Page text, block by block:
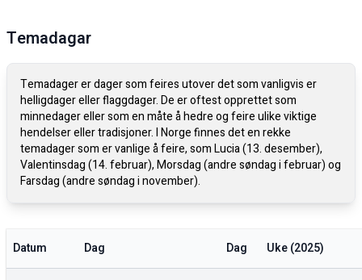
Temadagar
Temadager er dager som feires utover det som vanligvis er
helligdager eller flaggdager. De er oftest opprettet som
minnedager eller som en måte å hedre og feire ulike viktige
hendelser eller tradisjoner. I Norge finnes det en rekke
temadager som er vanlige å feire, som Lucia (13. desember),
Valentinsdag (14. februar), Morsdag (andre søndag i februar) og
Farsdag (andre søndag i november).
Datum Dag Dag Uke (2025)